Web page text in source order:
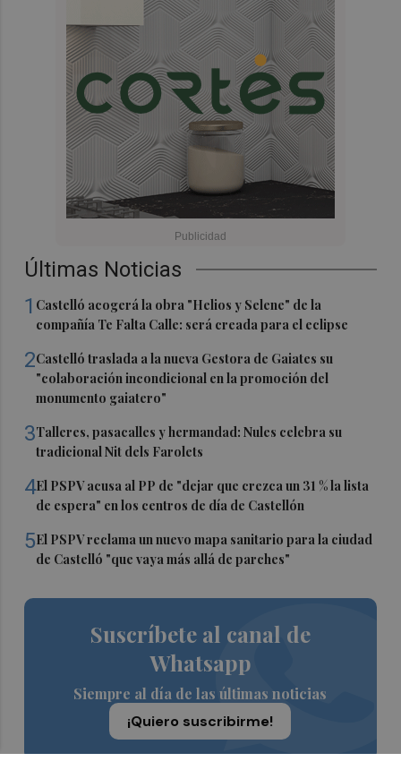
Últimas Noticias
1 Castelló acogerá la obra "Helios y Selene" de la
compañía Te Falta Calle: será creada para el eclipse
2Castelló traslada a la nueva Gestora de Gaiates su
"colaboración incondicional en la promoción del
monumento gaiatero"
3Talleres, pasacalles y hermandad: Nules celebra su
tradicional Nit dels Farolets
4El PSPV acusa al PP de "dejar que crezca un 31 % la lista
de espera" en los centros de día de Castellón
5El PSPV reclama un nuevo mapa sanitario para la ciudad
de Castelló "que vaya más allá de parches"
Suscríbete al canal de
Whatsapp
Siempre al día de las últimas noticias
¡Quiero suscribirme!